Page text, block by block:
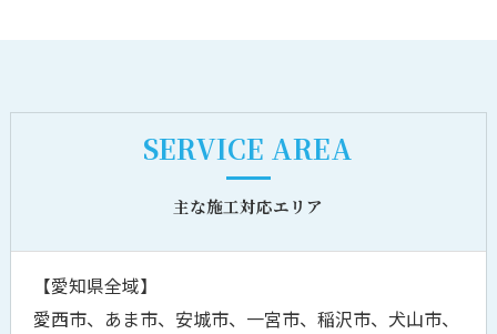
主な施工対応エリア
SERVICE AREA
【愛知県全域】
愛西市、あま市、安城市、一宮市、稲沢市、犬山市、